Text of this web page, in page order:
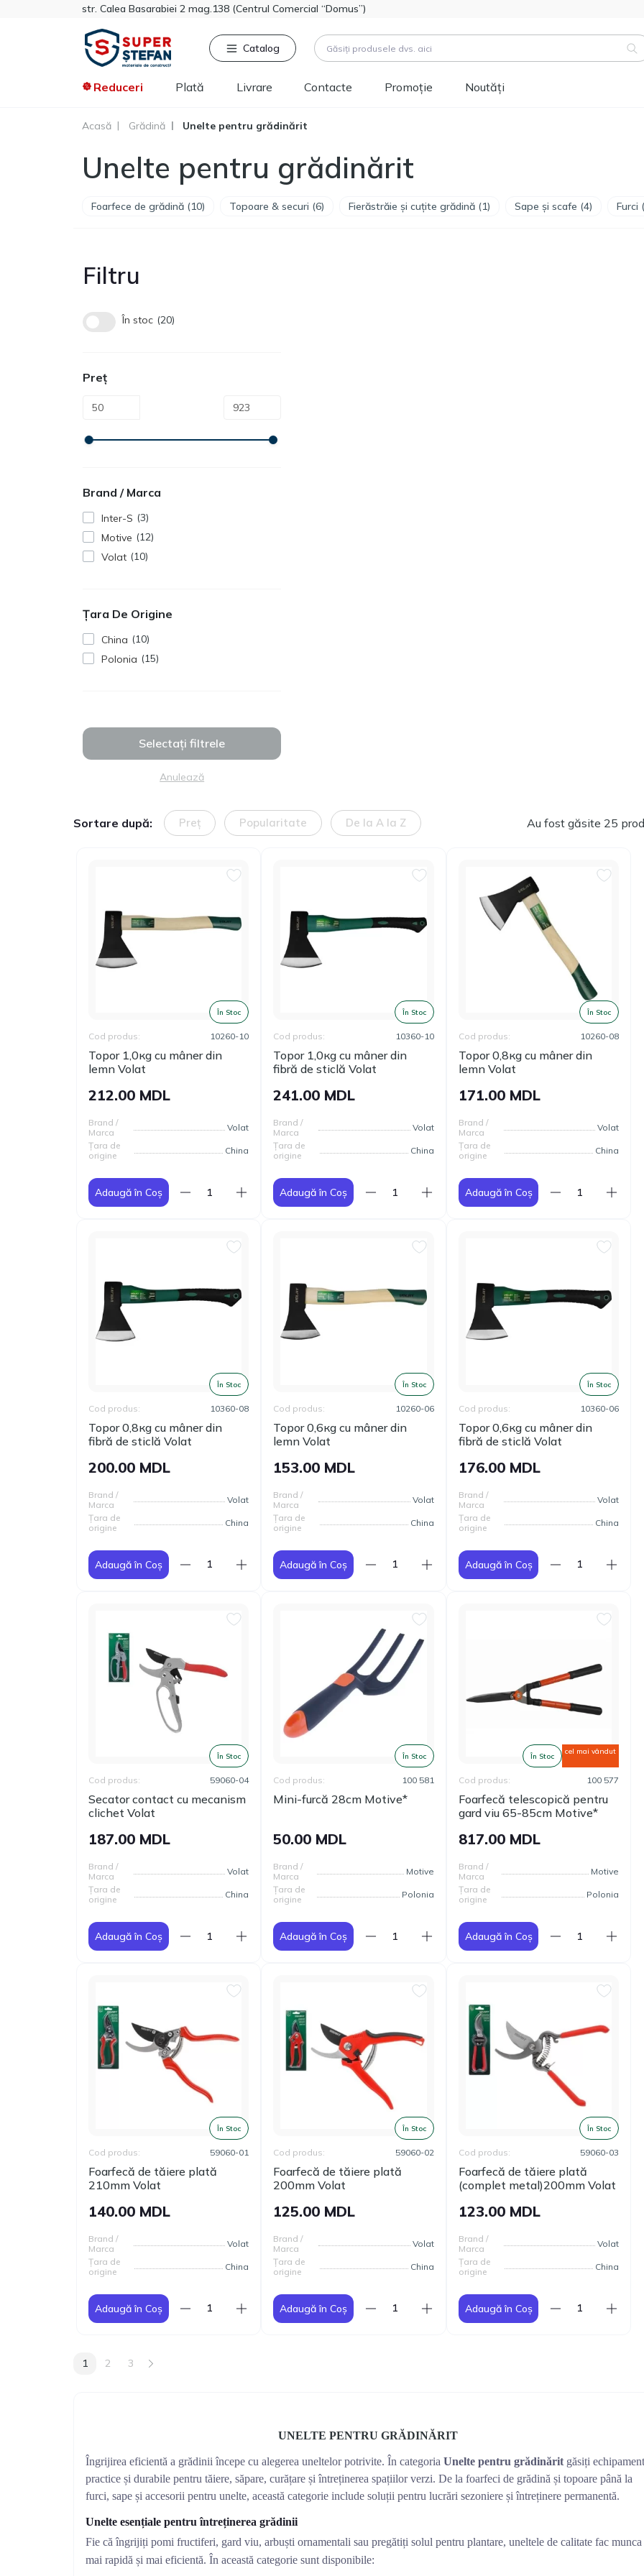
str. Calea Basarabiei 2 mag.138 (Centrul Comercial “Domus”)
Catalog
Reduceri Plată Livrare Contacte Promoție Noutăți
Tikkurila
Sniezka
Vata minerala
Vopsea decorativa
Cod produs:
Hidroizolatie bitum-
Rapid Hydro Defence
Mastic, 4,5kg
Acasă Grădină Unelte pentru grădinărit
Unelte pentru grădinărit
Foarfece de grădină (10) Topoare & securi (6) Fierăstrăie și cuțite grădină (1) Sape și scafe (4) Furci
Filtru
În stoc 20
Preț
Brand / Marca
Inter-S
3
Motive
12
Volat
10
Țara De Origine
China
10
Polonia
15
Anulează
Selectați filtrele
Sortare după: Preț Popularitate De la A la Z Au fost găsite 25
În Stoc
Topor 1,0кg сu mâner din
lemn Volat
Cod produs: 10260-10
212.00 MDL
Brand /
Marca
Volat
Țara de
origine
China
Adaugă în Coș
În Stoc
Topor 1,0кg сu mâner din
fibră de sticlă Volat
Cod produs: 10360-10
241.00 MDL
Brand /
Marca
Volat
Țara de
origine
China
Adaugă în Coș
În Stoc
Topor 0,8кg сu mâner din
lemn Volat
Cod produs: 10260-08
171.00 MDL
Brand /
Marca
Volat
Țara de
origine
China
Adaugă în Coș
În Stoc
Topor 0,8кg сu mâner din
fibră de sticlă Volat
Cod produs: 10360-08
200.00 MDL
Brand /
Marca
Volat
Țara de
origine
China
Adaugă în Coș
În Stoc
Topor 0,6кg сu mâner din
lemn Volat
Cod produs: 10260-06
153.00 MDL
Brand /
Marca
Volat
Țara de
origine
China
Adaugă în Coș
În Stoc
Topor 0,6кg сu mâner din
fibră de sticlă Volat
Cod produs: 10360-06
176.00 MDL
Brand /
Marca
Volat
Țara de
origine
China
Adaugă în Coș
În Stoc
Secator contact cu mecanism
clichet Volat
Cod produs: 59060-04
187.00 MDL
Brand /
Marca
Volat
Țara de
origine
China
Adaugă în Coș
În Stoc
Mini-furcă 28cm Motive*
Cod produs: 100 581
50.00 MDL
Brand /
Marca
Motive
Țara de
origine
Polonia
Adaugă în Coș
În Stoc
cel mai vândut
Foarfecă telescopică pentru
gard viu 65-85cm Motive*
Cod produs: 100 577
817.00 MDL
Brand /
Marca
Motive
Țara de
origine
Polonia
Adaugă în Coș
În Stoc
Foarfecă de tăiere plată
210mm Volat
Cod produs: 59060-01
140.00 MDL
Brand /
Marca
Volat
Țara de
origine
China
Adaugă în Coș
În Stoc
Foarfecă de tăiere plată
200mm Volat
Cod produs: 59060-02
125.00 MDL
Brand /
Marca
Volat
Țara de
origine
China
Adaugă în Coș
În Stoc
Foarfecă de tăiere plată
(complet metal)200mm Volat
Cod produs: 59060-03
123.00 MDL
Brand /
Marca
Volat
Țara de
origine
China
Adaugă în Coș
1 2 3
UNELTE PENTRU GRĂDINĂRIT
Îngrijirea eficientă a grădinii începe cu alegerea uneltelor potrivite. În categoria Unelte pentru grădinărit găsiți
practice și durabile pentru tăiere, săpare, curățare și întreținerea spațiilor verzi. De la foarfeci de grădină și topoare până la
furci, sape și accesorii pentru unelte, această categorie include soluții pentru lucrări sezoniere și întreținere permanentă.
Unelte esențiale pentru întreținerea grădinii
Fie că îngrijiți pomi fructiferi, gard viu, arbuști ornamentali sau pregătiți solul pentru plantare, uneltele de calitate fac munca
mai rapidă și mai eficientă. În această categorie sunt disponibile: